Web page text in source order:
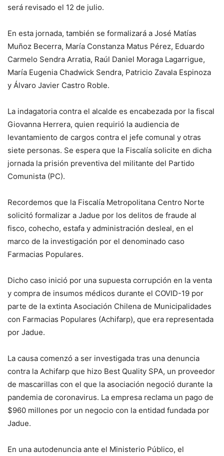
será revisado el 12 de julio.
En esta jornada, también se formalizará a José Matías
Muñoz Becerra, María Constanza Matus Pérez, Eduardo
Carmelo Sendra Arratia, Raúl Daniel Moraga Lagarrigue,
María Eugenia Chadwick Sendra, Patricio Zavala Espinoza
y Álvaro Javier Castro Roble.
La indagatoria contra el alcalde es encabezada por la fiscal
Giovanna Herrera, quien requirió la audiencia de
levantamiento de cargos contra el jefe comunal y otras
siete personas. Se espera que la Fiscalía solicite en dicha
jornada la prisión preventiva del militante del Partido
Comunista (PC).
Recordemos que la Fiscalía Metropolitana Centro Norte
solicitó formalizar a Jadue por los delitos de fraude al
fisco, cohecho, estafa y administración desleal, en el
marco de la investigación por el denominado caso
Farmacias Populares.
Dicho caso inició por una supuesta corrupción en la venta
y compra de insumos médicos durante el COVID-19 por
parte de la extinta Asociación Chilena de Municipalidades
con Farmacias Populares (Achifarp), que era representada
por Jadue.
La causa comenzó a ser investigada tras una denuncia
contra la Achifarp que hizo Best Quality SPA, un proveedor
de mascarillas con el que la asociación negoció durante la
pandemia de coronavirus. La empresa reclama un pago de
$960 millones por un negocio con la entidad fundada por
Jadue.
En una autodenuncia ante el Ministerio Público, el